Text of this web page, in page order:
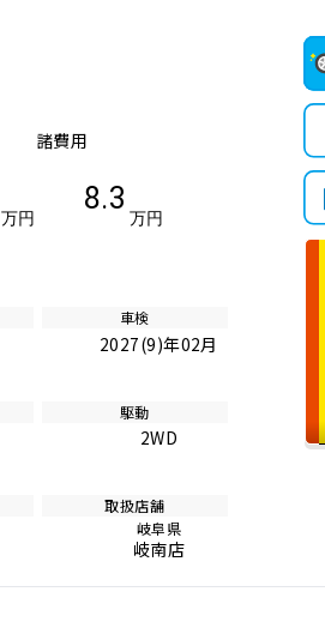
万円
諸費用
8.3
万円
車検
2027(9)年02月
駆動
2WD
取扱店舗
岐阜県
岐南店